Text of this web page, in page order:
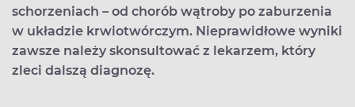
schorzeniach – od chorób wątroby po zaburzenia
w układzie krwiotwórczym. Nieprawidłowe wyniki
zawsze należy skonsultować z lekarzem, który
zleci dalszą diagnozę.